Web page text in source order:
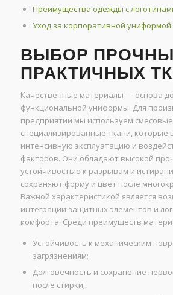
Преимущества одежды с
Уход за корпоративной униформой
ВЫБОР
ПРАКТИЧНЫХ
Качественные материалы — основа
функциональной униформы. Для
предприятий мы используем
специализированные ткани,
интенсивную эксплуатацию и
факторов. Они обладают высокой
устойчивостью к разрывам и
сохраняют форму и цвет после
Важной характеристикой является
интеграции защитных элементов и
комфорта. Среди преимуществ
Устойчивость к механическим
загрязнениям;
Долговечность и сохранение
после стирки;